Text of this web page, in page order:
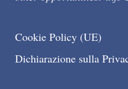
Cookie Policy (UE)
Dichiarazione sulla